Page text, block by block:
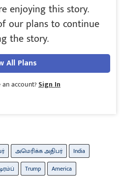
enjoying this story.
our plans to continue
the story.
All Plans
account? Sign In
அமெரிக்க அதிபர்
India
Trump
America